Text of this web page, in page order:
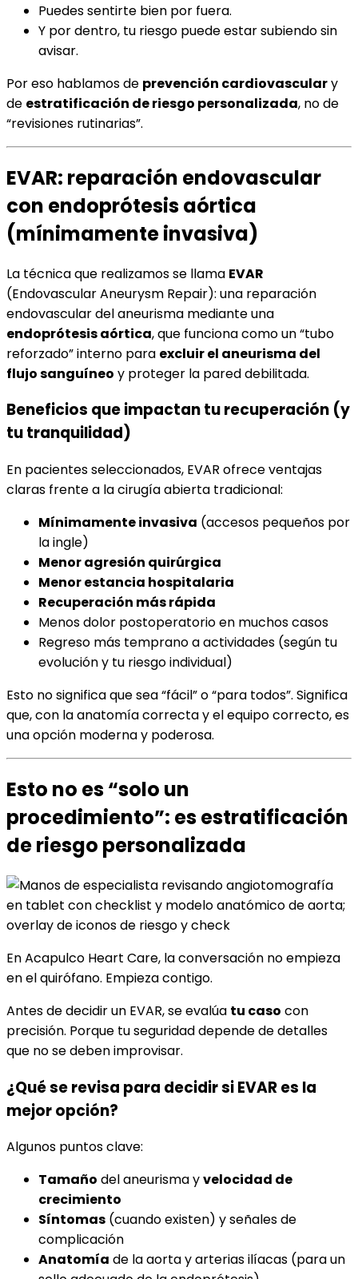
Puedes sentirte bien por fuera.
Y por dentro, tu riesgo puede estar subiendo sin
avisar.
Por eso hablamos de prevención cardiovasculary
de estratificación de riesgo personalizada, no de
“revisiones rutinarias”.
EVAR: reparación endovascular
con endoprótesis aórtica
(mínimamente invasiva)
La técnica que realizamos se llama EVAR
(Endovascular Aneurysm Repair): una reparación
endovascular del aneurisma mediante una
endoprótesis aórtica, que funciona como un “tubo
reforzado” interno para excluir el aneurisma del
flujo sanguíneo y proteger la pared debilitada.
Beneficios que impactan tu recuperación (y
tu tranquilidad)
En pacientes seleccionados, EVAR ofrece ventajas
claras frente a la cirugía abierta tradicional:
Mínimamente invasiva (accesos pequeños por
la ingle)
Menor agresión quirúrgica
Menor estancia hospitalaria
Recuperación más rápida
Menos dolor postoperatorio en muchos casos
Regreso más temprano a actividades (según tu
evolución y tu riesgo individual)
Esto no significa que sea “fácil” o “para todos”. Significa
que, con la anatomía correcta y el equipo correcto, es
una opción moderna y poderosa.
Esto no es “solo un
procedimiento”: es estratificación
de riesgo personalizada
En Acapulco Heart Care, la conversación no empieza
en el quirófano. Empieza contigo.
Antes de decidir un EVAR, se evalúa tu caso con
precisión. Porque tu seguridad depende de detalles
que no se deben improvisar.
¿Qué se revisa para decidir si EVAR es la
mejor opción?
Algunos puntos clave:
Tamaño del aneurisma yvelocidad de
crecimiento
Síntomas (cuando existen) y señales de
complicación
Anatomía de la aorta y arterias ilíacas (para un